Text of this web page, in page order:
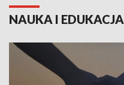
NAUKA I EDUKACJA